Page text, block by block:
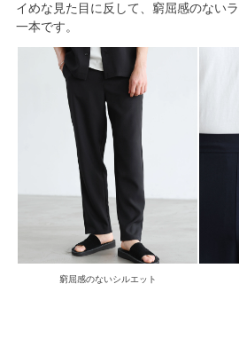
イめな見た目に反して、窮屈感のない
一本です。
窮屈感のないシルエット